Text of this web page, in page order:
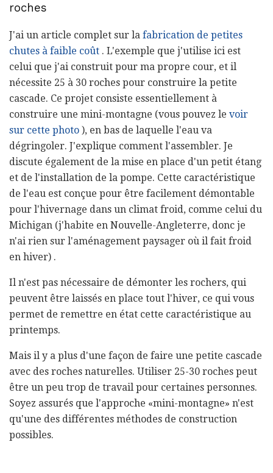
roches
J'ai un article complet sur la fabrication de petites
chutes à faible coût . L'exemple que j'utilise ici est
celui que j'ai construit pour ma propre cour, et il
nécessite 25 à 30 roches pour construire la petite
cascade. Ce projet consiste essentiellement à
construire une mini-montagne (vous pouvez le voir
sur cette photo ), en bas de laquelle l'eau va
dégringoler. J'explique comment l'assembler. Je
discute également de la mise en place d'un petit étang
et de l'installation de la pompe. Cette caractéristique
de l'eau est conçue pour être facilement démontable
pour l'hivernage dans un climat froid, comme celui du
Michigan (j'habite en Nouvelle-Angleterre, donc je
n'ai rien sur l'aménagement paysager où il fait froid
en hiver) .
Il n'est pas nécessaire de démonter les rochers, qui
peuvent être laissés en place tout l'hiver, ce qui vous
permet de remettre en état cette caractéristique au
printemps.
Mais il y a plus d'une façon de faire une petite cascade
avec des roches naturelles. Utiliser 25-30 roches peut
être un peu trop de travail pour certaines personnes.
Soyez assurés que l'approche «mini-montagne» n'est
qu'une des différentes méthodes de construction
possibles.